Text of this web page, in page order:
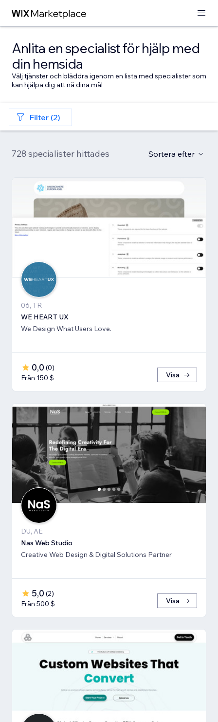
Anlita en specialist för hjälp med
din hemsida
Välj tjänster och bläddra igenom en lista med specialister som
kan hjälpa dig att nå dina mål
Filter (2)
728 specialister hittades Sortera efter
06, TR
WE HEART UX
We Design What Users Love.
0,0 (0)
Från 150 $
Visa
DU, AE
Nas Web Studio
Creative Web Design & Digital Solutions Partner
5,0 (2)
Från 500 $
Visa